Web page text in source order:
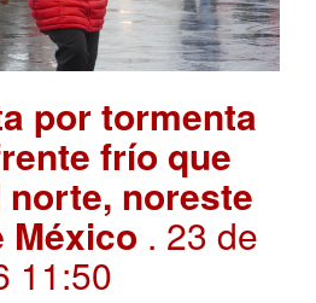
por tormenta
frío que
noreste
México . 23 de
11:50